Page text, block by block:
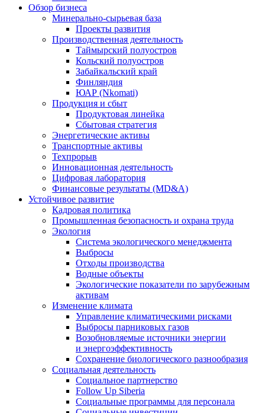
Обзор бизнеса
Минерально-сырьевая база
Проекты развития
Производственная деятельность
Таймырский полуостров
Кольский полуостров
Забайкальский край
Финляндия
ЮАР (Nkomati)
Продукция и сбыт
Продуктовая линейка
Сбытовая стратегия
Энергетические активы
Транспортные активы
Техпрорыв
Инновационная деятельность
Цифровая лаборатория
Финансовые результаты (MD&A)
Устойчивое развитие
Кадровая политика
Промышленная безопасность и охрана труда
Экология
Система экологического менеджмента
Выбросы
Отходы производства
Водные объекты
Экологические показатели по зарубежным
активам
Изменение климата
Управление климатическими рисками
Выбросы парниковых газов
Возобновляемые источники энергии
и энергоэффективность
Сохранение биологического разнообразия
Социальная деятельность
Социальное партнерство
Follow Up Siberia
Социальные программы для персонала